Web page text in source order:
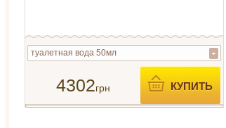
туалетная вода 50мл
4302грн КУПИТЬ